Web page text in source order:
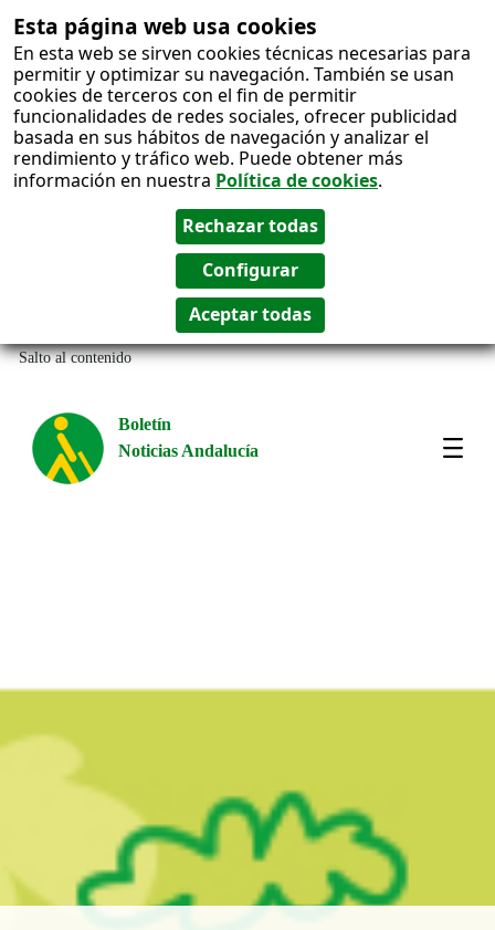
Esta página web usa cookies
En esta web se sirven cookies técnicas necesarias para
permitir y optimizar su navegación. También se usan
cookies de terceros con el fin de permitir
funcionalidades de redes sociales, ofrecer publicidad
basada en sus hábitos de navegación y analizar el
rendimiento y tráfico web. Puede obtener más
información en nuestra Política de cookies.
Salto al contenido
Boletín
Noticias Andalucía